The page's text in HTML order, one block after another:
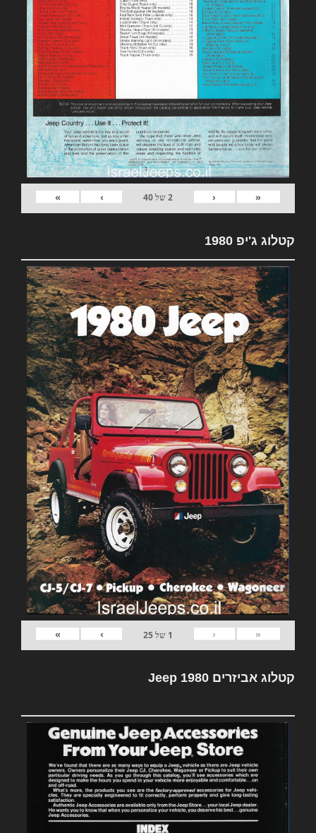
«
‹
2של40
›
»
קטלוג ג'יפ 1980
«
‹
1 של25
›
»
קטלוג אביזרים Jeep 1980